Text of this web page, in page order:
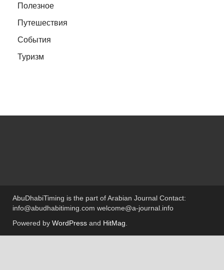
Полезное
Путешествия
События
Туризм
AbuDhabiTiming is the part of Arabian Journal Contact:
info@abudhabitiming.com welcome@a-journal.info
Powered by WordPress and HitMag